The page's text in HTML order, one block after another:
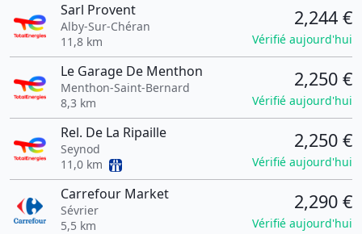
Sarl Provent
Alby-Sur-Chéran
11,8 km
2,244 €
Vérifié aujourd'hui
Le Garage De Menthon
Menthon-Saint-Bernard
8,3 km
2,250 €
Vérifié aujourd'hui
Rel. De La Ripaille
Seynod
11,0 km
2,250 €
Vérifié aujourd'hui
Carrefour Market
Sévrier
5,5 km
2,290 €
Vérifié aujourd'hui